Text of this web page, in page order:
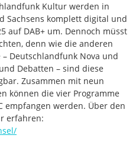
Kultur werden in
Sachsens komplett digital und
auf DAB+ um. Dennoch müsst
denn wie die anderen
Deutschlandfunk Nova und
Debatten – sind diese
Zusammen mit neun
können die vier Programme
empfangen werden. Über den
erfahren: